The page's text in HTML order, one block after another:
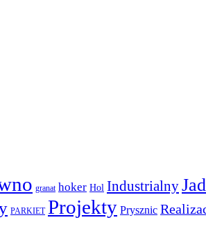
granat hoker Hol Industrialny
PARKIET Projekty Prysznic